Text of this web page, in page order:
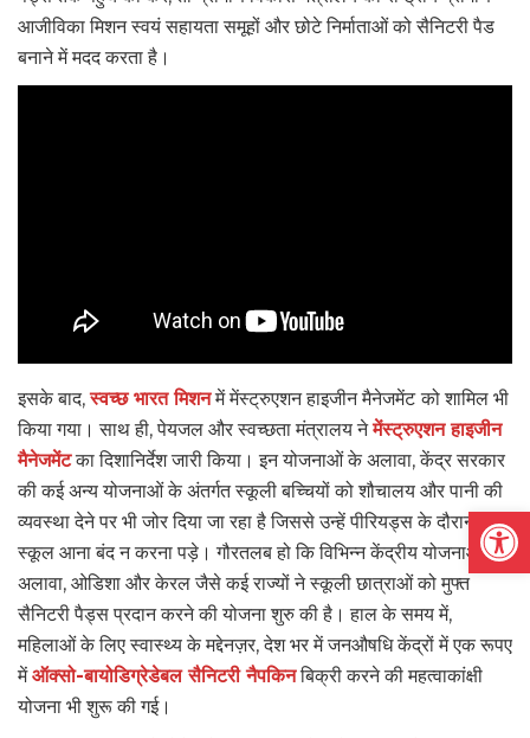
आजीविका मिशन स्वयं सहायता समूहों और छोटे निर्माताओं को सैनिटरी पैड
बनाने में मदद करता है।
इसके बाद,स्वच्छ भारत मिशनमें मेंस्ट्रुएशन हाइजीन मैनेजमेंट को शामिल भी
किया गया। साथ ही, पेयजल और स्वच्छता मंत्रालय नेमेंस्ट्रुएशन हाइजीन
मैनेजमेंटका दिशानिर्देश जारी किया। इन योजनाओं के अलावा, केंद्र सरकार
की कई अन्य योजनाओं के अंतर्गत स्कूली बच्चियों को शौचालय और पानी की
व्यवस्था देने पर भी जोर दिया जा रहा है जिससे उन्हें पीरियड्स के दौरान
स्कूल आना बंद न करना पड़े। गौरतलब हो कि विभिन्न केंद्रीय योजनाओं के
अलावा, ओडिशा और केरल जैसे कई राज्यों ने स्कूली छात्राओं को मुफ्त
सैनिटरी पैड्स प्रदान करने की योजना शुरु की है। हाल के समय में,
महिलाओं के लिए स्वास्थ्य के मद्देनज़र, देश भर में जनऔषधि केंद्रों में एक रूपए
मेंऑक्सो-बायोडिग्रेडेबल सैनिटरी नैपकिनबिक्री करने की महत्वाकांक्षी
योजना भी शुरू की गई।